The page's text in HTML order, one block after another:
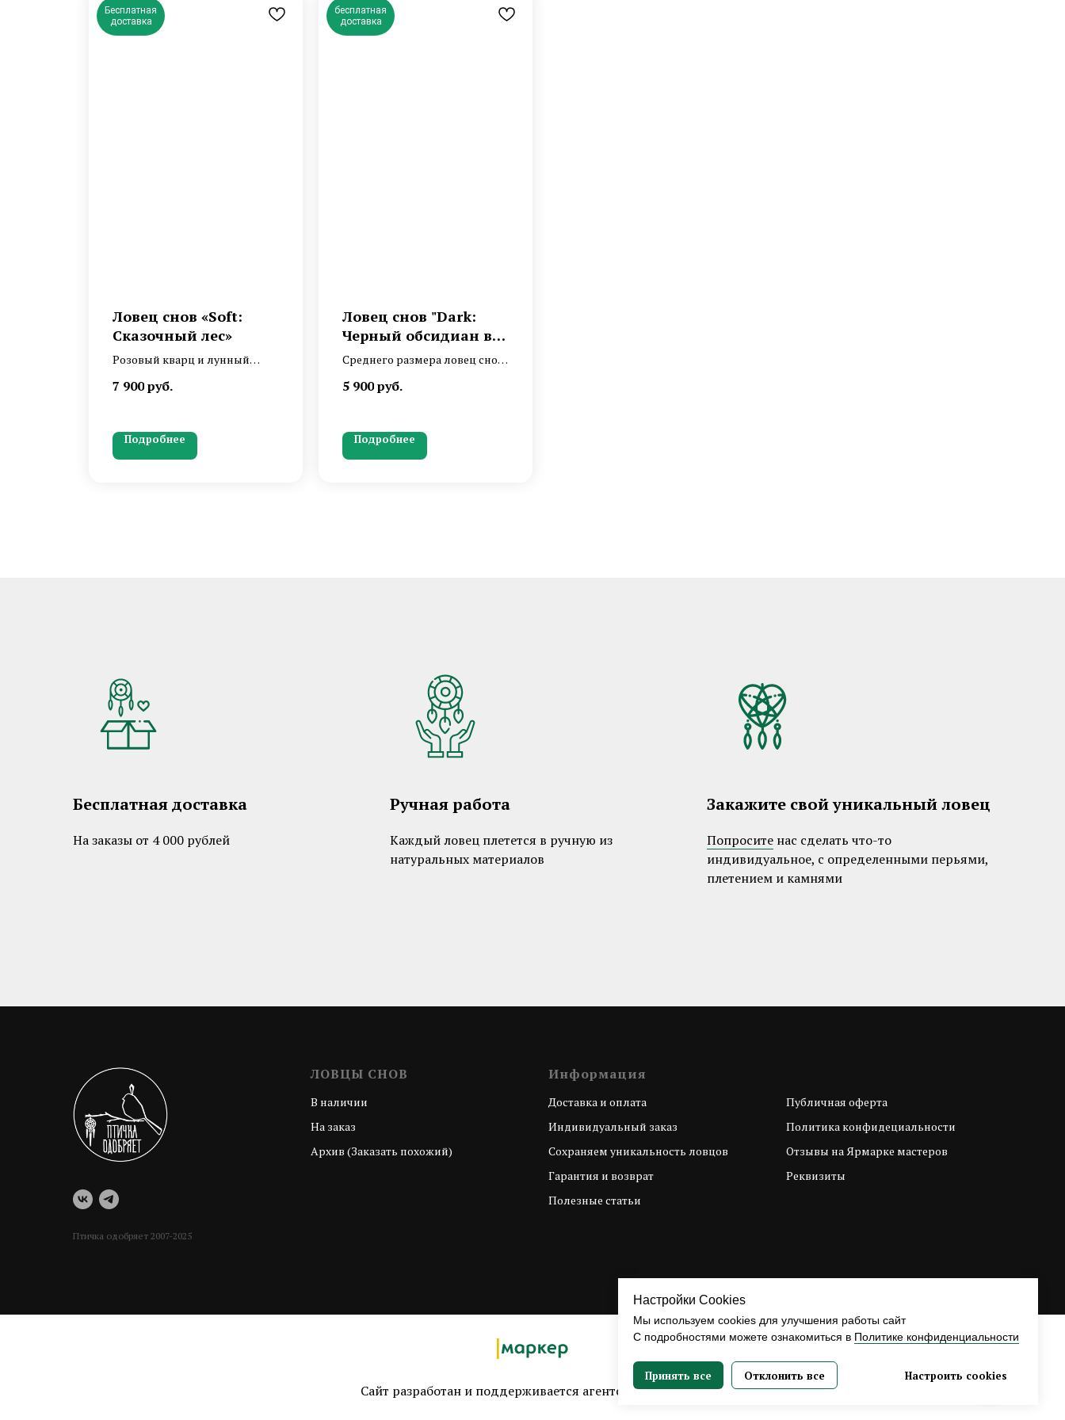
Бесплатная
доставка
Ловец снов «Soft:
Сказочный лес»
Розовый кварц и лунный
оттенков с воздушным
7 900руб.
Подробнее
бесплатная
доставка
Ловец снов "Dark:
Черный обсидиан в
изумрудном"
Среднего размера ловец снов
черного цвета, черным
5 900руб.
Подробнее
Бесплатная доставка
На заказы от 4 000 рублей
Ручная работа
Каждый ловец плетется в ручную из
натуральных материалов
Закажите свой уникальный ловец
Попросите нас сделать что-то
индивидуальное, с определенными перьями,
плетением и камнями
Настройки Cookies
Мы используем cookies для улучшения работы сайт
С подробностями можете ознакомиться в Политике конфиденциальности
Принять все Отклонить все Настроить cookies
Птичка одобряет 2007-2025
ЛОВЦЫ СНОВ
В наличии
На заказ
Архив (Заказать похожий)
Информация
Доставка и оплата
Индивидуальный заказ
Сохраняем уникальность ловцов
Гарантия и возврат
Полезные статьи
Публичная оферта
Политика конфидециальности
Отзывы на Ярмарке мастеров
Реквизиты
Сайт разработан и поддерживается агентствомМаркер